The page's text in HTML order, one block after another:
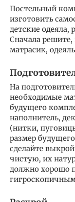
Постельный
изготовить
детские
Сначала
матрасик,
На
необходимые
будущего
наполнитель,
(нитки,
размер
сделайте
чистую, их
должно хорошо